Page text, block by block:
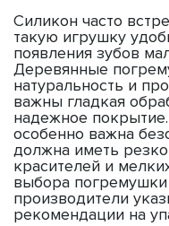
Силикон часто
такую игрушку
появления зубов
Деревянные
натуральность и
важны гладкая
надежное
особенно важна
должна иметь
красителей и
выбора
производители
рекомендации на